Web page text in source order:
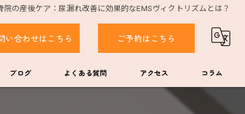
院の産後ケア：尿漏れ改善に効果的なEMSヴィクトリズムとは？
い合わせはこちら ご予約はこちら
ブログ よくある質問 アクセス コラム